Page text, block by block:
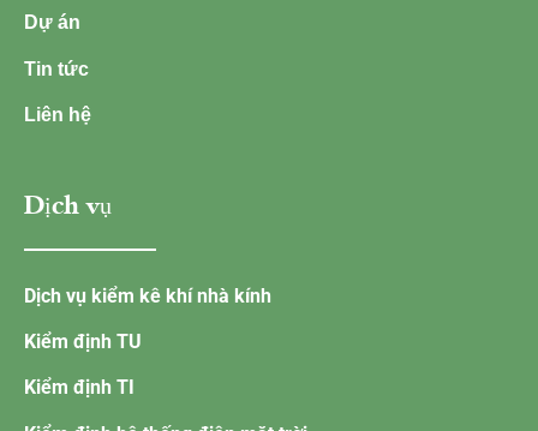
Dự án
Tin tức
Liên hệ
Dịch vụ
Dịch vụ kiểm kê khí nhà kính
Kiểm định TU
Kiểm định TI